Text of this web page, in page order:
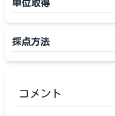
単位取得
採点方法
コメント